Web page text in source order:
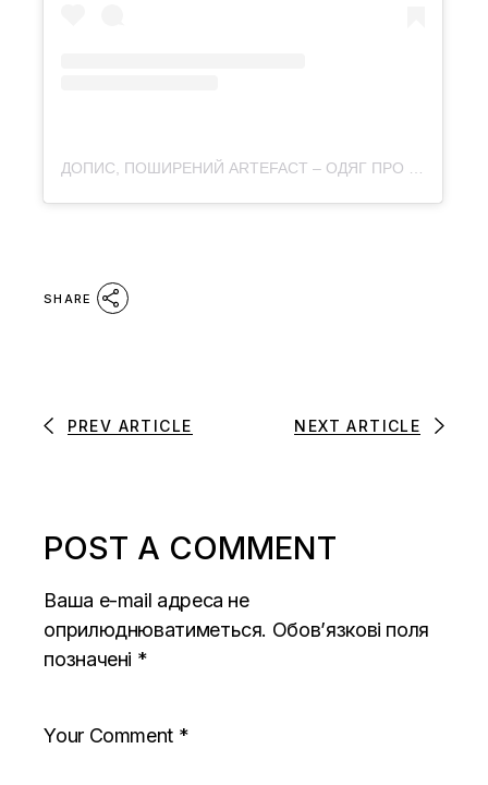
SHARE
PREV ARTICLE NEXT ARTICLE
POST A COMMENT
Ваша e-mail адреса не
оприлюднюватиметься. Обов’язкові поля
позначені *